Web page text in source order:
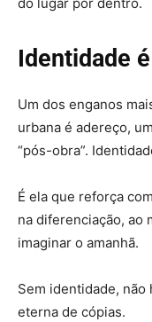
Identidade
Um dos enganos
urbana é adereço,
“pós-obra”.
É ela que reforça
na diferenciação, ao
imaginar o amanhã.
Sem identidade, não
eterna de cópias.